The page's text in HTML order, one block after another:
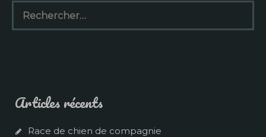
Rechercher :
Articles récents
Race de chien de compagnie